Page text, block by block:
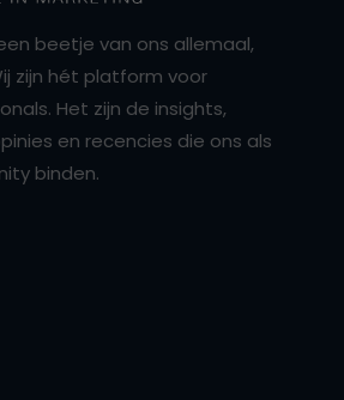
beetje van ons allemaal,
zijn hét platform voor
Het zijn de insights,
en recencies die ons als
binden.